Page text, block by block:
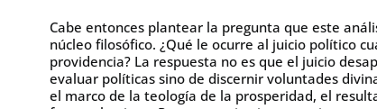
Cabe entonces plantear la pregunta que este
núcleo filosófico. ¿Qué le ocurre al juicio político
providencia? La respuesta no es que el juicio
evaluar políticas sino de discernir voluntades
el marco de la teología de la prosperidad, el